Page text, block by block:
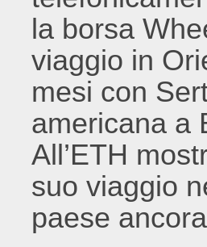
la borsa
viaggio in
mesi con
americana a
All’ETH
suo viaggio
paese